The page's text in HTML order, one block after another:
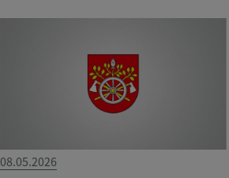
08.05.2026